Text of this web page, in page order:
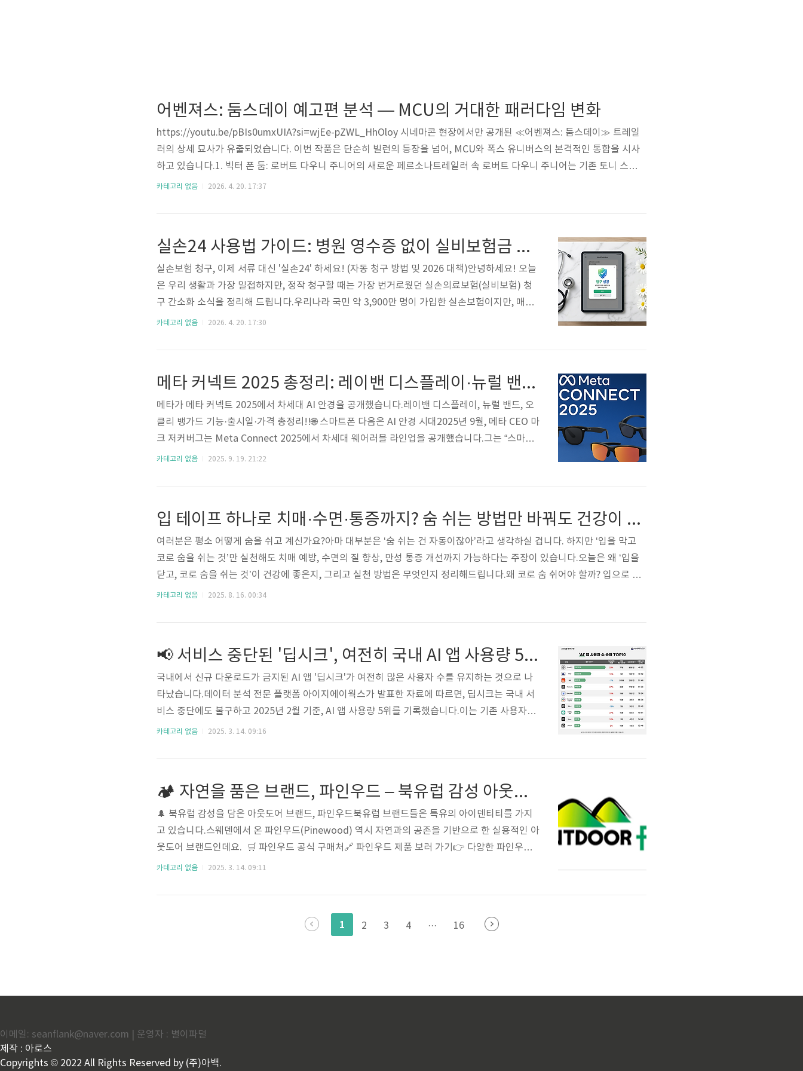
어벤져스: 둠스데이 예고편 분석 — MCU의 거대한 패러다임 변화
https://youtu.be/pBIs0umxUIA?si=wjEe-pZWL_HhOloy 시네마콘 현장에서만 공개된 ≪어벤져스: 둠스데이≫ 트레일
러의 상세 묘사가 유출되었습니다. 이번 작품은 단순히 빌런의 등장을 넘어, MCU와 폭스 유니버스의 본격적인 통합을 시사
하고 있습니다.1. 빅터 폰 둠: 로버트 다우니 주니어의 새로운 페르소나트레일러 속 로버트 다우니 주니어는 기존 토니 스타크
의 흔적을 완벽히 지웠습니다. 흉터로 가득한 얼굴과 라틴 억양의 나레이션은 그가 '멀티버스의 토니 변종'이 아닌, 독자적인
카테고리 없음 2026. 4. 20. 17:37
실손24 사용법 가이드: 병원 영수증 없이 실비보험금 받는 법 (최신)
실손보험 청구, 이제 서류 대신 '실손24' 하세요! (자동 청구 방법 및 2026 대책)안녕하세요! 오늘
은 우리 생활과 가장 밀접하지만, 정작 청구할 때는 가장 번거로웠던 실손의료보험(실비보험) 청
구 간소화 소식을 정리해 드립니다.우리나라 국민 약 3,900만 명이 가입한 실손보험이지만, 매년
복잡한 서류 절차 때문에 청구하지 않고 포기하는 보험금이 무려 수천억 원에 달한다고 하죠. 이제
입니다.가입자가 병원 창구에서 요..
카테고리 없음 2026. 4. 20. 17:30
메타 커넥트 2025 총정리: 레이밴 디스플레이·뉴럴 밴드·오클리 뱅가드 출시
메타가 메타 커넥트 2025에서 차세대 AI 안경을 공개했습니다.레이밴 디스플레이, 뉴럴 밴드, 오
클리 뱅가드 기능·출시일·가격 총정리!!🌐 스마트폰 다음은 AI 안경 시대2025년 9월, 메타 CEO 마
크 저커버그는 Meta Connect 2025에서 차세대 웨어러블 라인업을 공개했습니다.그는 “스마트
폰 이후 시대를 열 차세대 플랫폼은 AI 안경”이라 선언하며, 레이밴과 오클리의 신형 제품을 선보
카테고리 없음 2025. 9. 19. 21:22
입 테이프 하나로 치매·수면·통증까지? 숨 쉬는 방법만 바꿔도 건강이 달라집니다
여러분은 평소 어떻게 숨을 쉬고 계신가요?아마 대부분은 ‘숨 쉬는 건 자동이잖아’라고 생각하실 겁니다. 하지만 ‘입을 막고
코로 숨을 쉬는 것’만 실천해도 치매 예방, 수면의 질 향상, 만성 통증 개선까지 가능하다는 주장이 있습니다.오늘은 왜 ‘입을
닫고, 코로 숨을 쉬는 것’이 건강에 좋은지, 그리고 실천 방법은 무엇인지 정리해드립니다.왜 코로 숨 쉬어야 할까? 입으로 숨
쉬면 생기는 문제들1. 입으로 숨 쉬면 몸은 전투 상태로 인식합니다입을 벌리고 숨을 쉬면 뇌는 "생존 위기 상태"로 인식합니
카테고리 없음 2025. 8. 16. 00:34
📢 서비스 중단된 '딥시크', 여전히 국내 AI 앱 사용량 5위권 기록 🚀
국내에서 신규 다운로드가 금지된 AI 앱 '딥시크'가 여전히 많은 사용자 수를 유지하는 것으로 나
타났습니다.데이터 분석 전문 플랫폼 아이지에이웍스가 발표한 자료에 따르면, 딥시크는 국내 서
비스 중단에도 불구하고 2025년 2월 기준, AI 앱 사용량 5위를 기록했습니다.이는 기존 사용자가
여전히 앱을 이용하고 있으며, 정부의 서비스 중단 조치가 사용자 이탈로 직결되지 않는다는 점을
는 387만 명으로 ..
카테고리 없음 2025. 3. 14. 09:16
🏕️ 자연을 품은 브랜드, 파인우드 – 북유럽 감성 아웃도어의 새로운 선택
🌲 북유럽 감성을 담은 아웃도어 브랜드, 파인우드북유럽 브랜드들은 특유의 아이덴티티를 가지
고 있습니다.스웨덴에서 온 파인우드(Pinewood) 역시 자연과의 공존을 기반으로 한 실용적인 아
웃도어 브랜드인데요. 🛒 파인우드 공식 구매처🔗 파인우드 제품 보러 가기👉 다양한 파인우드
아웃도어 제품을 만나보세요! 😊🌿🌍 파인우드는 어떤 브랜드인가요?파인우드는 1996년 스웨덴
컬러와 디자인✔ 강한 내구성 – 거친 환경에서도 오래가는 소재 사용✔ 합리적인 가격대 – 가성비
높은 아웃도어 의류🏕️ 북유럽 vs 서유럽..
카테고리 없음 2025. 3. 14. 09:11
1 2 3 4 ··· 16
이메일: seanflank@naver.com | 운영자 : 별이파덜
제작 : 아로스
Copyrights © 2022 All Rights Reserved by (주)아백.